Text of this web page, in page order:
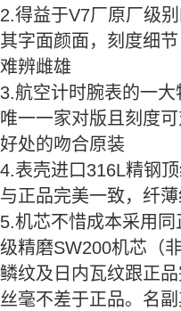
2.得益于V7厂原厂级
其字面颜面，刻度细
难辨雌雄
3.航空计时腕表的一
唯一一家对版且刻度
好处的吻合原装
4.表壳进口316L精钢
与正品完美一致，纤
5.机芯不惜成本采用
级精磨SW200机芯（
鳞纹及日内瓦纹跟正
丝毫不差于正品。名